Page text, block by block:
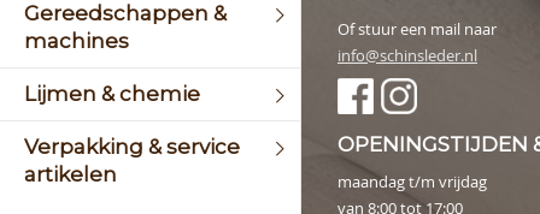
Gereedschappen &
machines
Lijmen & chemie
Verpakking & service
artikelen
Of stuur een mail naar
info@schinsleder.nl
OPENINGSTIJDEN
maandag t/m vrijdag
van 8:00 tot 17:00